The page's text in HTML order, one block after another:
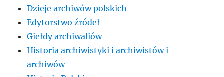
Dzieje archiwów polskich
Edytorstwo źródeł
Giełdy archiwaliów
Historia archiwistyki i archiwistów i
archiwów